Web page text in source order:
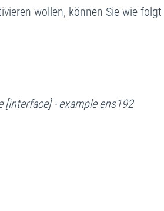
wollen, können Sie wie folgt
- example ens192